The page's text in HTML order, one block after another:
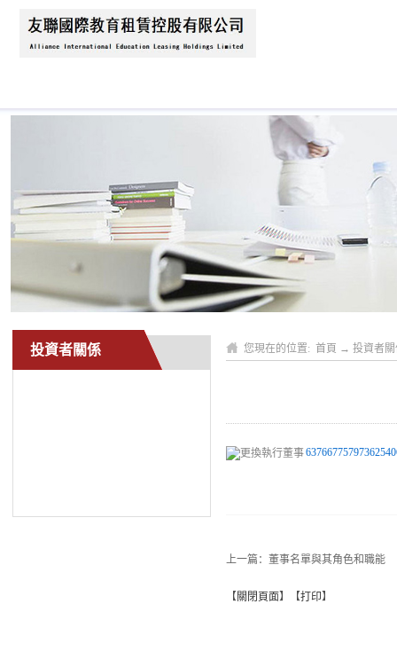
投資者關係 您現在的位置: 首頁 → 投資者
上一篇： 董事名單與其角色和職能
【 關閉頁面】【打印】